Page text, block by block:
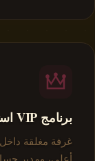
برنامج VIP استثنائي
غرفة مغلقة